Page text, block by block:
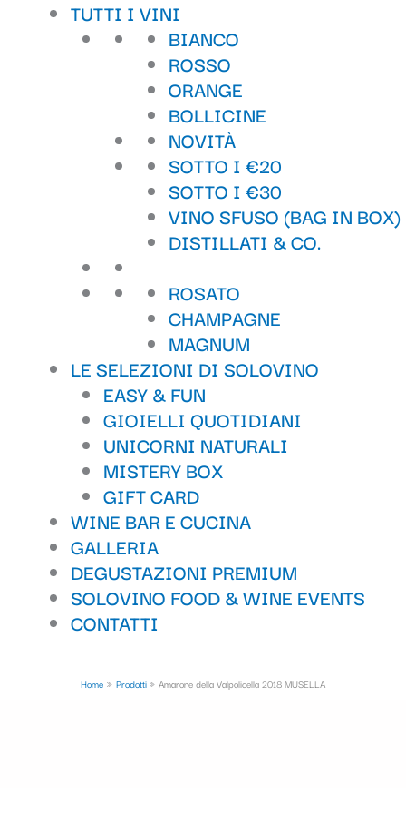
TUTTI I VINI
BIANCO
ROSSO
ORANGE
BOLLICINE
NOVITÀ
SOTTO I €20
SOTTO I €30
VINO SFUSO (BAG IN BOX)
DISTILLATI & CO.
ROSATO
CHAMPAGNE
MAGNUM
LE SELEZIONI DI SOLOVINO
EASY & FUN
GIOIELLI QUOTIDIANI
UNICORNI NATURALI
MISTERY BOX
GIFT CARD
WINE BAR E CUCINA
GALLERIA
DEGUSTAZIONI PREMIUM
SOLOVINO FOOD & WINE EVENTS
CONTATTI
Home Prodotti Amarone della Valpolicella 2018 MUSELLA
Il
prezzo
Il
prezzo
attuale
39,90 €.